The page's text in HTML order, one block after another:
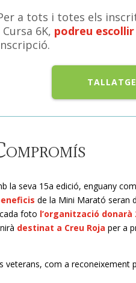
a tots i totes els
Cursa 6K, podreu escollir
TALLATGE
la seva 15a edició, enguany
de la Mini Marató seran
foto l’organització donarà
destinat a Creu Roja per a
veterans, com a reconeixement